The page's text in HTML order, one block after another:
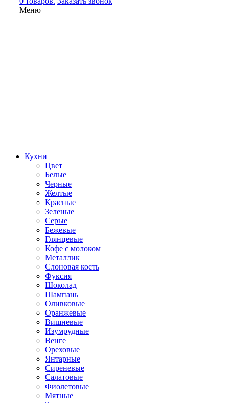
Меню
Кухни
Цвет
Белые
Черные
Желтые
Красные
Зеленые
Серые
Бежевые
Глянцевые
Кофе с молоком
Металлик
Слоновая кость
Фуксия
Шоколад
Шампань
Оливковые
Оранжевые
Вишневые
Изумрудные
Венге
Ореховые
Янтарные
Сиреневые
Салатовые
Фиолетовые
Мятные